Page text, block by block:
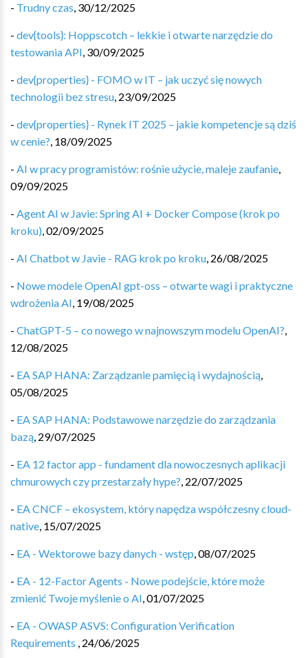
- Trudny czas, 30/12/2025
- dev{tools}: Hoppscotch – lekkie i otwarte narzędzie do
testowania API, 30/09/2025
- dev{properties} - FOMO w IT – jak uczyć się nowych
technologii bez stresu, 23/09/2025
- dev{properties} - Rynek IT 2025 – jakie kompetencje są dziś
w cenie?, 18/09/2025
- AI w pracy programistów: rośnie użycie, maleje zaufanie,
09/09/2025
- Agent AI w Javie: Spring AI + Docker Compose (krok po
kroku),02/09/2025
- AI Chatbot w Javie - RAG krok po kroku, 26/08/2025
- Nowe modele OpenAI gpt-oss – otwarte wagi i praktyczne
wdrożenia AI, 19/08/2025
- ChatGPT-5 – co nowego w najnowszym modelu OpenAI?,
12/08/2025
- EA SAP HANA: Zarządzanie pamięcią i wydajnością,
05/08/2025
- EA SAP HANA: Podstawowe narzędzie do zarządzania
bazą, 29/07/2025
- EA 12 factor app - fundament dla nowoczesnych aplikacji
chmurowych czy przestarzały hype?, 22/07/2025
- EA CNCF – ekosystem, który napędza współczesny cloud-
native, 15/07/2025
- EA - Wektorowe bazy danych - wstęp,08/07/2025
- EA - 12-Factor Agents - Nowe podejście, które może
zmienić Twoje myślenie o AI,01/07/2025
- EA - OWASP ASVS: Configuration Verification
Requirements , 24/06/2025